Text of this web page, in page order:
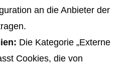
an die Anbieter der
Die Kategorie „Externe
Cookies, die von